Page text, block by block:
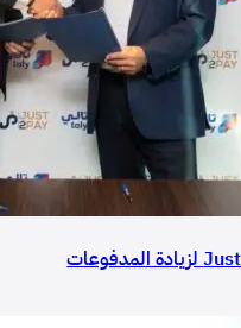
شراكة استراتيجية بين تالي و Just2Pay لزيادة المدفوعات